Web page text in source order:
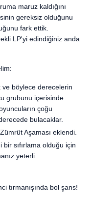
maruz kaldığını
gereksiz olduğunu
fark ettik.
LP'yi edindiğiniz anda
ve böylece derecelerin
grubunu içerisinde
çoğu
bulacaklar.
Aşaması eklendi.
bir sıfırlama olduğu için
yeterli.
tırmanışında bol şans!